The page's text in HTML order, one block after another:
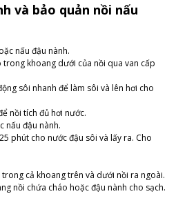
và bảo quản nồi nấu
nấu đậu nành.
khoang dưới của nồi qua van cấp
sôi nhanh để làm sôi và lên hơi cho
nồi tích đủ hơi nước.
nấu đậu nành.
phút cho nước đậu sôi và lấy ra. Cho
cả khoang trên và dưới nồi ra ngoài.
nồi chứa cháo hoặc đậu nành cho sạch.